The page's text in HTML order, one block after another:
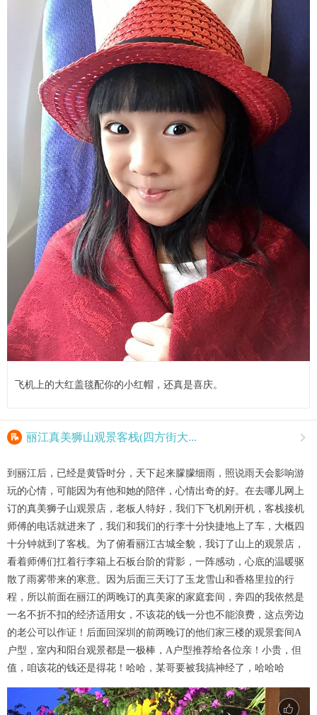
飞机上的大红盖毯配你的小红帽，还真是喜庆。
 丽江真美狮山观景客栈(四方街大... 
到丽江后，已经是黄昏时分，天下起来䑃朦细雨，照说雨天会影响游
玩的心情，可能因为有他和她的陪伴，心情出奇的好。在去哪儿网上
订的真美狮子山观景店，老板人特好，我们下飞机刚开机，客栈接机
师傅的电话就进来了，我们和我们的行李十分快捷地上了车，大概四
十分钟就到了客栈。为了俯看丽江古城全貌，我订了山上的观景店，
看着师傅们扛着行李箱上石板台阶的背影，一阵感动，心底的温暖驱
散了雨雾带来的寒意。因为后面三天订了玉龙雪山和香格里拉的行
程，所以前面在丽江的两晚订的真美家的家庭套间，奔四的我依然是
一名不折不扣的经济适用女，不该花的钱一分也不能浪费，这点旁边
的老公可以作证！后面回深圳的前两晚订的他们家三楼的观景套间A
户型，室内和阳台观景都是一极棒，A户型推荐给各位亲！小贵，但
值，咱该花的钱还是得花！哈哈，某哥要被我搞神经了，哈哈哈